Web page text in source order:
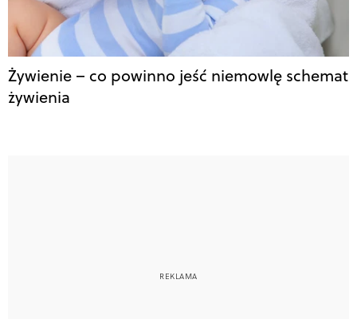
Żywienie – co powinno jeść niemowlę schemat
żywienia